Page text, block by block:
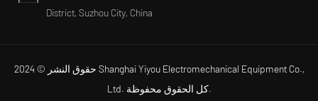
District, Suzhou City, China
حقوق النشر © 2024 Shanghai Yiyou Electromechanical Equipment Co.,
Ltd. كل الحقوق محفوظة.